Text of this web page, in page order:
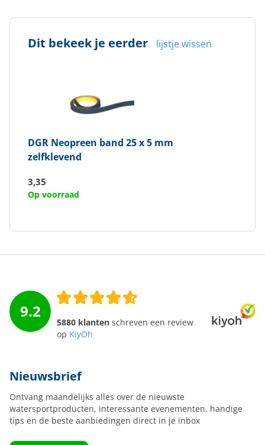
Dit bekeek je eerder lijstje wissen
DGR Neopreen band 25 x 5 mm
zelfklevend
3,35
Op voorraad
9.2
5880 klanten schreven een review
op KiyOh
Nieuwsbrief
Ontvang maandelijks alles over de nieuwste
watersportproducten, interessante evenementen, handige
tips en de beste aanbiedingen direct in je inbox